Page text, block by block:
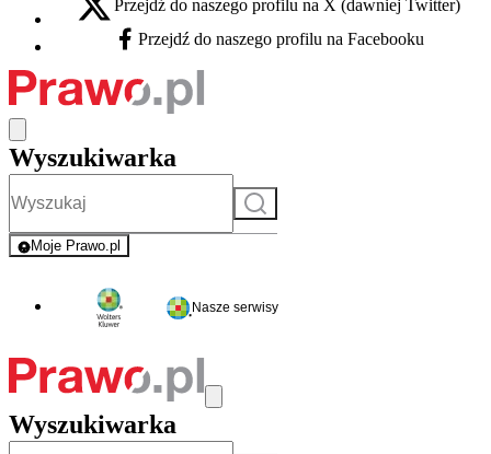
X - otwiera się w nowej karcie
Przejdź do naszego profilu na X (dawniej Twitter)
Facebook - otwiera się w nowej karcie
Przejdź do naszego profilu na Facebooku
Wyszukiwarka
Szukaj
Moje Prawo.pl
- rejestracja i logowanie do serwisu
Nasze serwisy
Wyszukiwarka